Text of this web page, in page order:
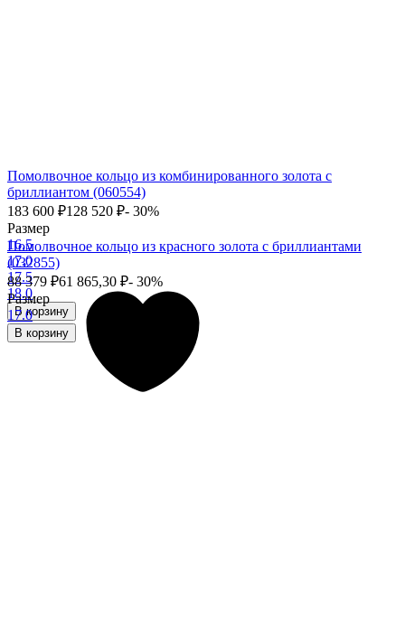
Помолвочное кольцо из комбинированного золота с
бриллиантом (060554)
183 600 ₽128 520 ₽- 30%
Размер
16.5
17.0
17.5
18.0
В корзину
Помолвочное кольцо из красного золота с бриллиантами
(032855)
88 379 ₽61 865,30 ₽- 30%
Размер
17.0
В корзину